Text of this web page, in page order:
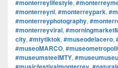
#monterreylifestyle,
#monterreynl, #monterreypark,
#monterreyphotography,
#monterreyviral,
city, #mtytiktok, #museodelacero,
#museoMARCO,
#museumsteelMTY,
,